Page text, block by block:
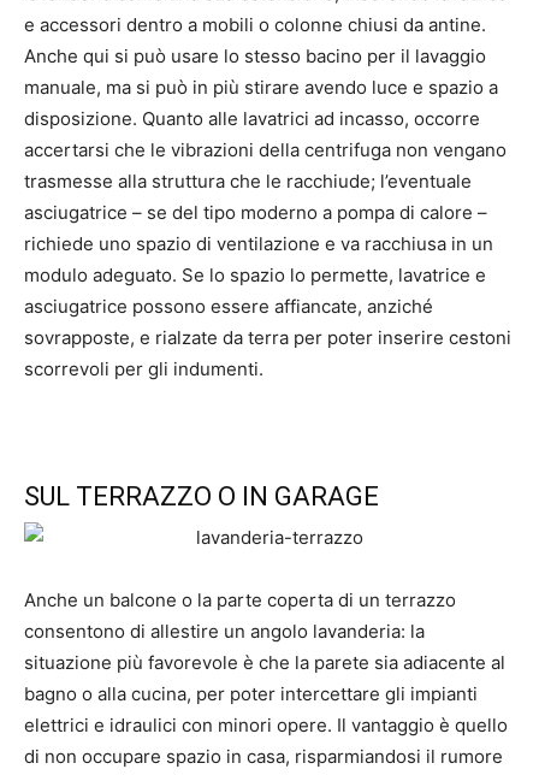
e accessori dentro a mobili o colonne chiusi da antine.
Anche qui si può usare lo stesso bacino per il lavaggio
manuale, ma si può in più stirare avendo luce e spazio a
disposizione. Quanto alle lavatrici ad incasso, occorre
accertarsi che le vibrazioni della centrifuga non vengano
trasmesse alla struttura che le racchiude; l’eventuale
asciugatrice – se del tipo moderno a pompa di calore –
richiede uno spazio di ventilazione e va racchiusa in un
modulo adeguato. Se lo spazio lo permette, lavatrice e
asciugatrice possono essere affiancate, anziché
sovrapposte, e rialzate da terra per poter inserire cestoni
scorrevoli per gli indumenti.
SUL TERRAZZO O IN GARAGE
Anche un balcone o la parte coperta di un terrazzo
consentono di allestire un angolo lavanderia: la
situazione più favorevole è che la parete sia adiacente al
bagno o alla cucina, per poter intercettare gli impianti
elettrici e idraulici con minori opere. Il vantaggio è quello
di non occupare spazio in casa, risparmiandosi il rumore